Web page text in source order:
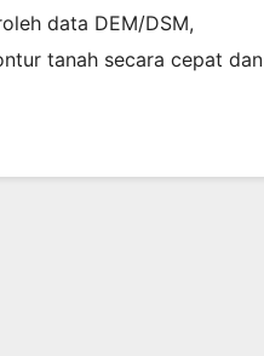
data DEM/DSM,
tanah secara cepat dan